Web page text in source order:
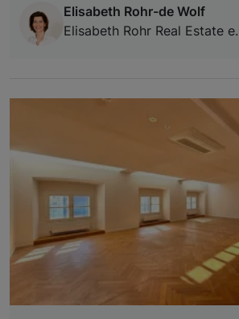
Elisabeth Rohr-de Wolf
Elisabeth Rohr Real Estate